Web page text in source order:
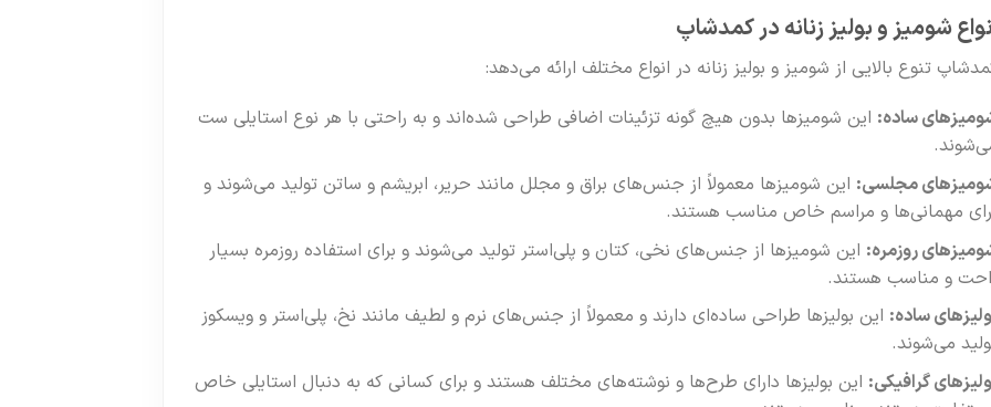
شومیز و بولیز زنانه در کمدشاپ
تنوع بالایی از شومیز و بولیز زنانه در انواع مختلف ارائه می‌دهد:
ساده: این شومیزها بدون هیچ گونه تزئینات اضافی طراحی شده‌اند و به راحتی با هر نوع استایلی ست
مجلسی: این شومیزها معمولاً از جنس‌های براق و مجلل مانند حریر، ابریشم و ساتن تولید می‌شوند و
مهمانی‌ها و مراسم خاص مناسب هستند.
روزمره: این شومیزها از جنس‌های نخی، کتان و پلی‌استر تولید می‌شوند و برای استفاده روزمره بسیار
و مناسب هستند.
ساده: این بولیزها طراحی ساده‌ای دارند و معمولاً از جنس‌های نرم و لطیف مانند نخ، پلی‌استر و ویسکوز
می‌شوند.
گرافیکی: این بولیزها دارای طرح‌ها و نوشته‌های مختلف هستند و برای کسانی که به دنبال استایلی خاص